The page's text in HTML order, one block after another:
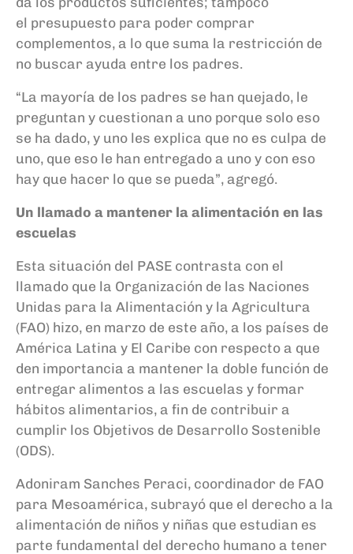
el presupuesto para poder comprar
complementos, a lo que suma la restricción de
no buscar ayuda entre los padres.
“La mayoría de los padres se han quejado, le
preguntan y cuestionan a uno porque solo eso
se ha dado, y uno les explica que no es culpa de
uno, que eso le han entregado a uno y con eso
hay que hacer lo que se pueda”, agregó.
Un llamado a mantener la alimentación en las
escuelas
Esta situación del PASE contrasta con el
llamado que la Organización de las Naciones
Unidas para la Alimentación y la Agricultura
(FAO) hizo, en marzo de este año, a los países de
América Latina y El Caribe con respecto a que
den importancia a mantener la doble función de
entregar alimentos a las escuelas y formar
hábitos alimentarios, a fin de contribuir a
cumplir los Objetivos de Desarrollo Sostenible
(ODS).
Adoniram Sanches Peraci, coordinador de FAO
para Mesoamérica, subrayó que el derecho a la
alimentación de niños y niñas que estudian es
parte fundamental del derecho humano a tener